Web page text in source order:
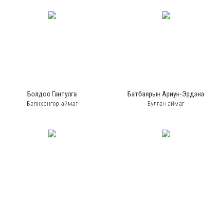
Болдоо Гантулга
Баянхонгор аймаг
Батбаярын Ариун-Эрдэнэ
Булган аймаг